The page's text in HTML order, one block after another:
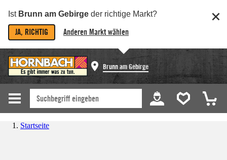
Ist Brunn am Gebirge der richtige Markt?
JA, RICHTIG Anderen Markt wählen
Brunn am Gebirge
Startseite